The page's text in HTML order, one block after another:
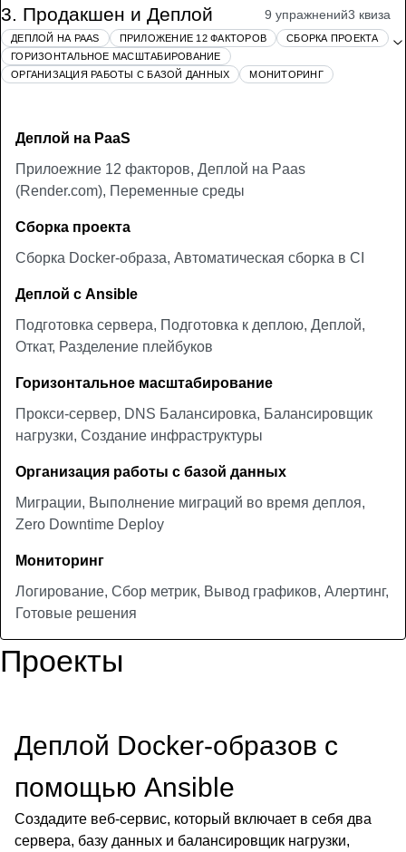
3. Продакшен и Деплой 9 упражнений3 квиза
ДЕПЛОЙ НА PAAS ПРИЛОЖЕНИЕ 12 ФАКТОРОВ
СБОРКА ПРОЕКТА
ГОРИЗОНТАЛЬНОЕ МАСШТАБИРОВАНИЕ
ОРГАНИЗАЦИЯ РАБОТЫ С БАЗОЙ ДАННЫХ
МОНИТОРИНГ
Деплой на PaaS
Прилоежние 12 факторов, Деплой на Paas
(Render.com), Переменные среды
Сборка проекта
Сборка Docker-образа, Автоматическая сборка в CI
Деплой с Ansible
Подготовка сервера, Подготовка к деплою, Деплой,
Откат, Разделение плейбуков
Горизонтальное масштабирование
Прокси-сервер, DNS Балансировка, Балансировщик
нагрузки, Создание инфраструктуры
Организация работы с базой данных
Миграции, Выполнение миграций во время деплоя,
Zero Downtime Deploy
Мониторинг
Логирование, Сбор метрик, Вывод графиков, Алертинг,
Готовые решения
Проекты
Деплой Docker-образов с
помощью Ansible
Создадите веб-сервис, который включает в себя два
сервера, базу данных и балансировщик нагрузки,